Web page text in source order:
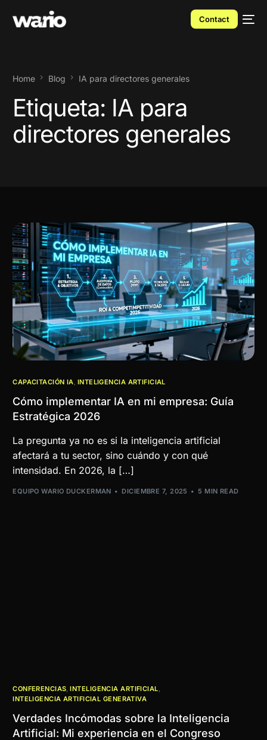
Contact
Home Blog IA para directores generales
Etiqueta: IA para
directores generales
CAPACITACIÓN IA, INTELIGENCIA ARTIFICIAL
Cómo implementar IA en mi empresa: Guía
Estratégica 2026
La pregunta ya no es si la inteligencia artificial
afectará a tu sector, sino cuándo y con qué
intensidad. En 2026, la […]
EQUIPO WARIO DUCKERMAN DICIEMBRE 7, 2025 5 MIN READ
CONFERENCIAS,INTELIGENCIA ARTIFICIAL,
INTELIGENCIA ARTIFICIAL GENERATIVA
Verdades Incómodas sobre la Inteligencia
Artificial: Mi experiencia en el Congreso